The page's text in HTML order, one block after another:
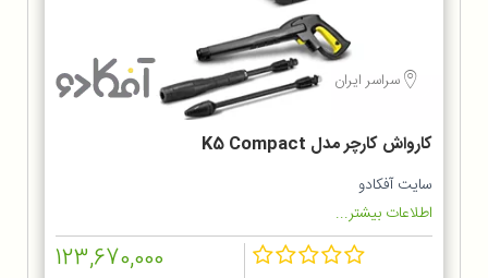
سراسر ایران
کارواش کارچر مدل K5 Compact
سایت آفکادو
اطلاعات بیشتر...
123,670,000